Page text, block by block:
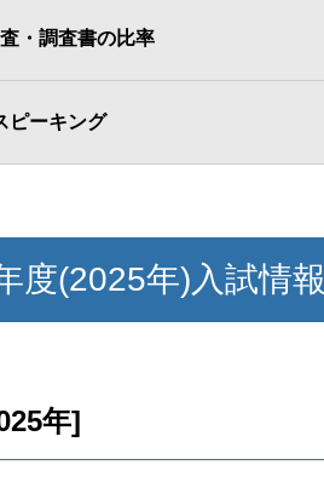
・調査書の比率
ピーキング
度(2025年)入試情報
年]